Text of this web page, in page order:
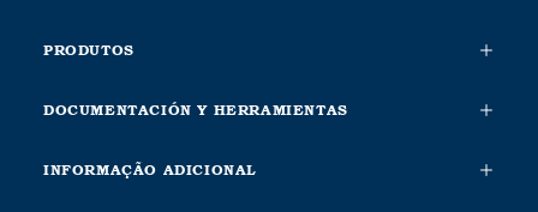
PRODUTOS
DOCUMENTACIÓN Y HERRAMIENTAS
INFORMAÇÃO ADICIONAL